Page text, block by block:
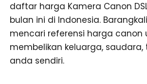
daftar harga Kamera Canon
bulan ini di Indonesia.
mencari referensi harga canon
membelikan keluarga,
anda sendiri.